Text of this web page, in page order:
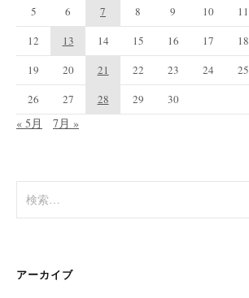
5
6 7 8 9 10
11
12
13 14 15 16 17
18
19
20 21 22 23 24
25
26
27 28 29 30
« 5月 7月 »
索:
アーカイブ